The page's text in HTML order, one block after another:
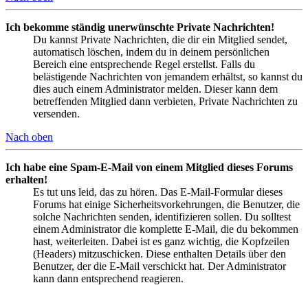
Ich bekomme ständig unerwünschte Private Nachrichten!
Du kannst Private Nachrichten, die dir ein Mitglied sendet,
automatisch löschen, indem du in deinem persönlichen
Bereich eine entsprechende Regel erstellst. Falls du
belästigende Nachrichten von jemandem erhältst, so kannst du
dies auch einem Administrator melden. Dieser kann dem
betreffenden Mitglied dann verbieten, Private Nachrichten zu
versenden.
Nach oben
Ich habe eine Spam-E-Mail von einem Mitglied dieses Forums
erhalten!
Es tut uns leid, das zu hören. Das E-Mail-Formular dieses
Forums hat einige Sicherheitsvorkehrungen, die Benutzer, die
solche Nachrichten senden, identifizieren sollen. Du solltest
einem Administrator die komplette E-Mail, die du bekommen
hast, weiterleiten. Dabei ist es ganz wichtig, die Kopfzeilen
(Headers) mitzuschicken. Diese enthalten Details über den
Benutzer, der die E-Mail verschickt hat. Der Administrator
kann dann entsprechend reagieren.